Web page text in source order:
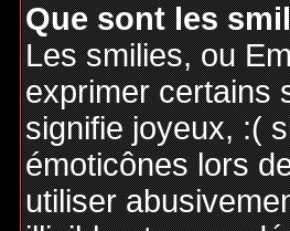
Que sont les
Les smilies, ou
exprimer certains
signifie joyeux, :(
émoticônes lors
utiliser